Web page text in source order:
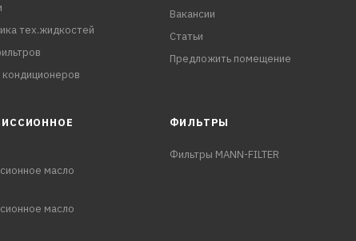
тех.жидкостей
кондиционеров
Вакансии
Статьи
Предложить помещение
масло
масло
ФИЛЬТРЫ
Фильтры MANN-FILTER